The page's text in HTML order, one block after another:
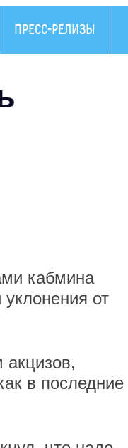
ПРЕСС-РЕЛИЗЫ
кабмина
от
в последние